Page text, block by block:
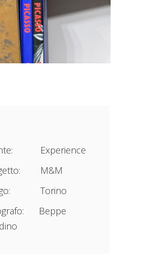
Experience
M&M
Torino
Beppe